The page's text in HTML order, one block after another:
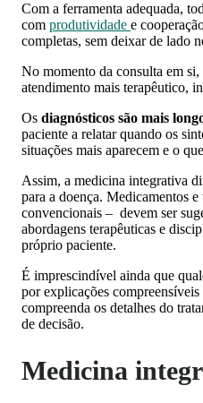
Com a ferramenta adequada,
com produtividade e
completas, sem deixar de lado
No momento da consulta em
atendimento mais terapêutico,
Os diagnósticos são mais
paciente a relatar quando os
situações mais aparecem e o
Assim, a medicina integrativa
para a doença. Medicamentos
convencionais – devem ser
abordagens terapêuticas e
próprio paciente.
É imprescindível ainda que
por explicações
compreenda os detalhes do
de decisão.
Medicina